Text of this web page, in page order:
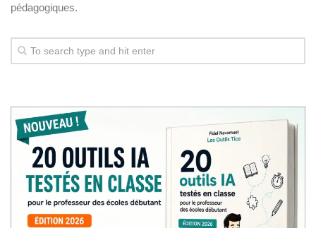
pédagogiques.